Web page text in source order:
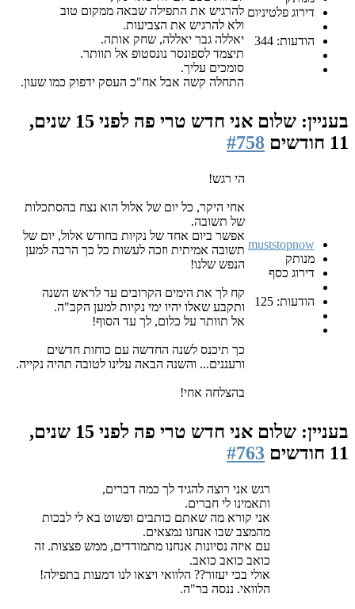
דירוג פלטיניום
הודעות: 344
להרגיש את התפילה שבאה ממקום טוב
ולא להרגיש את הצביעות.
יאללה גבר יאללה, שחק אותה.
תיצמד לספונסר נונסטופ אל תוותר.
סומכים עליך.
התחלה קשה אבל אח"כ העסק ידפוק כמו שעון.
בעניין: שלום אני חדש טרי פה
לפני 15 שנים,
11 חודשים
#758
muststopnow
מנותק
דירוג כסף
הודעות: 125
הי רגש!
אחי היקר, כל יום של אלול הוא נצח בהסתכלות
של תשובה.
אפשר ביום אחד של נקיות בחודש אלול, יום של
תשובה אמיתית וזכה לעשות כל כך הרבה למען
הנפש שלנו!
קח לך את הימים הקרובים עד לראש השנה
ותקבע שאלו יהיו ימי נקיות למען הקב"ה.
אל תוותר על כלום, לך עד הסוף!
כך תיכנס לשנה החדשה עם כוחות חדשים
ורעננים... והשנה הבאה עלינו לטובה תהיה נקייה.
בהצלחה אחי!
בעניין: שלום אני חדש טרי פה
לפני 15 שנים,
11 חודשים
#763
רגש אני רוצה להגיד לך כמה דברים,
ותאמינו לי חברים.
אני קורא מה שאתם כותבים ופשוט בא לי לבכות
מהמצב שבו אנחנו נמצאים.
עם איזה נסיונות אנחנו מתמודדים, ממש פצצות. זה
כואב כואב כואב.
אולי בכי יעזור?? הלוואי ויצאו לנו דמעות בתפילה!
הלוואי. ננסה בר"ה.